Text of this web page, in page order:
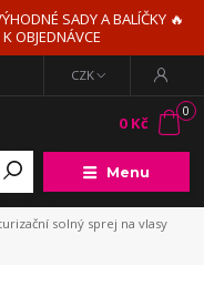
SADY A BALÍČKY 🔥
OBJEDNÁVCE
Menu
CZK
0
0 Kč
solný sprej na vlasy